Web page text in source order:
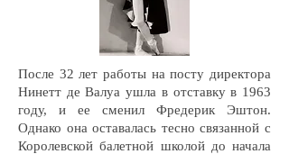
После 32 лет работы на посту директора
Нинетт де Валуа ушла в отставку в 1963
году, и ее сменил Фредерик Эштон.
Однако она оставалась тесно связанной с
Королевской балетной школой до начала